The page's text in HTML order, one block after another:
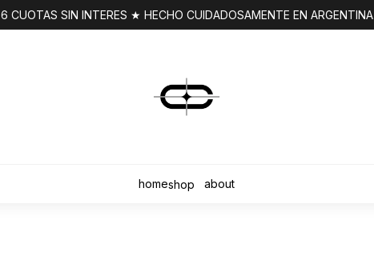
6 CUOTAS SIN INTERES ★ HECHO CUIDADOSAMENTE EN ARGENTINA
homeshop about